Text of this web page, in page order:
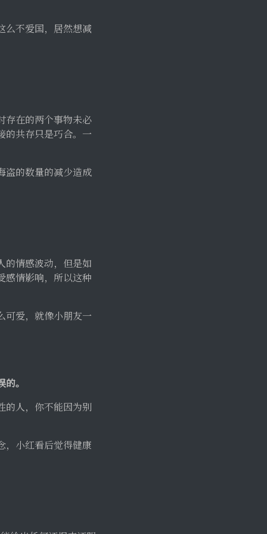
么不爱国，居然想减
存在的两个事物未必
的共存只是巧合。一
盗的数量的减少造成
的情感波动，但是如
感情影响，所以这种
可爱，就像小朋友一
。
的人，你不能因为别
，小红看后觉得健康